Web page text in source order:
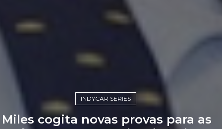
INDYCAR SERIES
Miles cogita novas provas para as